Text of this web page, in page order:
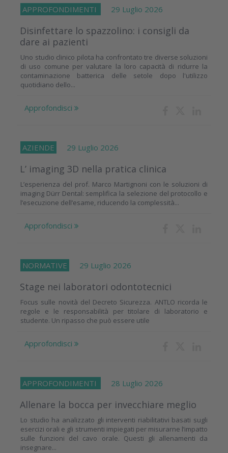
APPROFONDIMENTI 29 Luglio 2026
Disinfettare lo spazzolino: i consigli da
dare ai pazienti
Uno studio clinico pilota ha confrontato tre diverse soluzioni
di uso comune per valutare la loro capacità di ridurre la
contaminazione batterica delle setole dopo l'utilizzo
quotidiano dello...
Approfondisci
AZIENDE 29 Luglio 2026
L’ imaging 3D nella pratica clinica
L’esperienza del prof. Marco Martignoni con le soluzioni di
imaging Dürr Dental: semplifica la selezione del protocollo e
l’esecuzione dell’esame, riducendo la complessità...
Approfondisci
NORMATIVE 29 Luglio 2026
Stage nei laboratori odontotecnici
Focus sulle novità del Decreto Sicurezza. ANTLO ricorda le
regole e le responsabilità per titolare di laboratorio e
studente. Un ripasso che può essere utile
Approfondisci
APPROFONDIMENTI 28 Luglio 2026
Allenare la bocca per invecchiare meglio
Lo studio ha analizzato gli interventi riabilitativi basati sugli
esercizi orali e gli strumenti impiegati per misurarne l’impatto
sulle funzioni del cavo orale. Questi gli allenamenti da
insegnare...